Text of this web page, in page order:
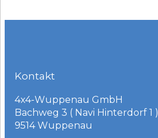
Kontakt
4x4-Wuppenau GmbH
Bachweg 3 ( Navi Hinterdorf 1 )
9514 Wuppenau